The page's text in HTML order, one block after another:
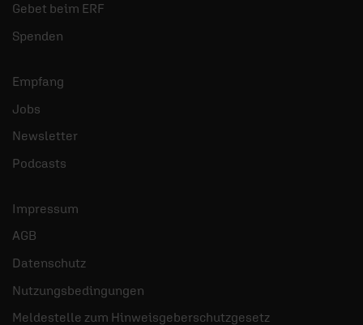
Gebet beim ERF
Spenden
Empfang
Jobs
Newsletter
Podcasts
Impressum
AGB
Datenschutz
Nutzungsbedingungen
Meldestelle zum Hinweisgeberschutzgesetz